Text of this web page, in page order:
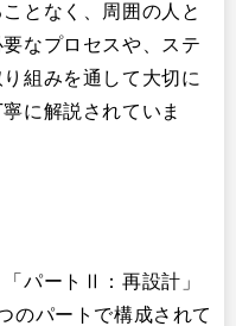
となく、周囲の人と
なプロセスや、ステ
組みを通して大切に
に解説されていま
パートⅡ：再設計」
のパートで構成されて